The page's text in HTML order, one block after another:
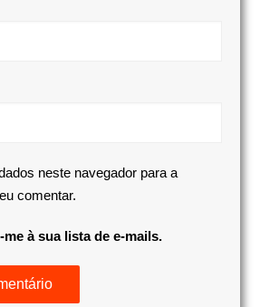
neste navegador para a
comentar.
à sua lista de e-mails.